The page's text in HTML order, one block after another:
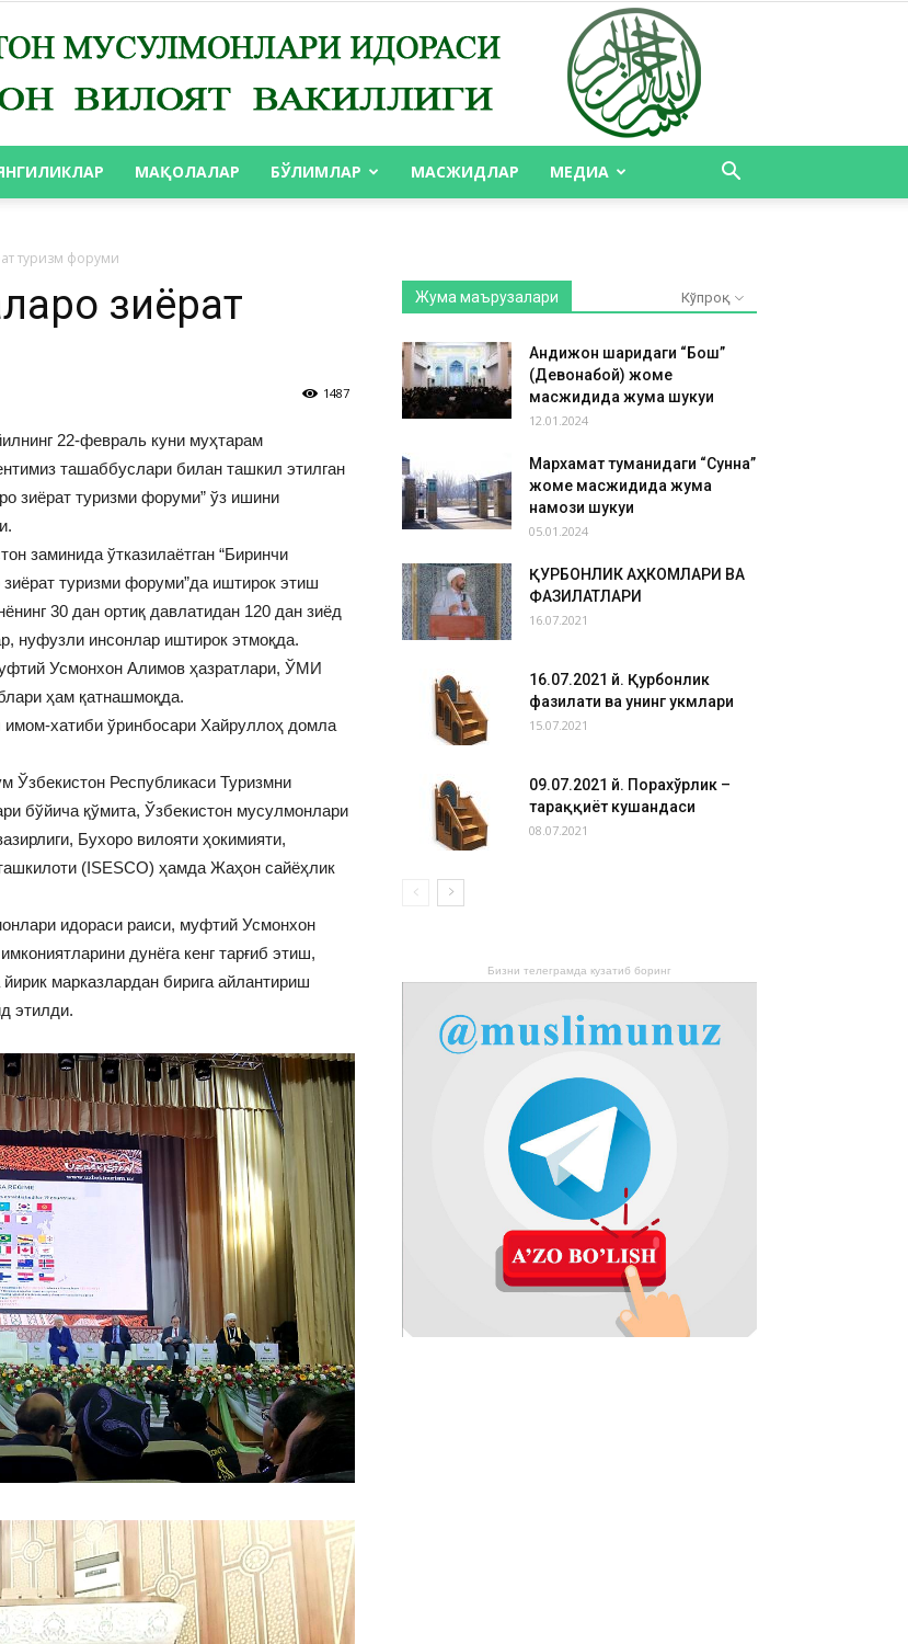
ВАКИЛЛИГИ
МАҚОЛАЛАР БЎЛИМЛАР МАСЖИДЛАР МЕДИА
туризм форуми
зиёрат
1487
22-февраль куни муҳтарам
ташаббуслари билан ташкил этилган
зиёрат туризми форуми” ўз ишини
заминида ўтказилаётган “Биринчи
зиёрат туризми форуми”да иштирок этиш
30 дан ортиқ давлатидан 120 дан зиёд
нуфузли инсонлар иштирок этмоқда.
Усмонхон Алимов ҳазратлари, ЎМИ
ҳам қатнашмоқда.
хатиби ўринбосари Хайруллоҳ домла
Ўзбекистон Республикаси Туризмни
бўйича қўмита, Ўзбекистон мусулмонлари
Бухоро вилояти ҳокимияти,
(ISESCO) ҳамда Жаҳон сайёҳлик
идораси раиси, муфтий Усмонхон
дунёга кенг тарғиб этиш,
марказлардан бирига айлантириш
этилди.
Жума маърузалари Кўпроқ
Андижон шаҳридаги “Бош”
(Девонабой) жоме
масжидида жума шукуҳи
12.01.2024
Мархамат туманидаги “Сунна”
жоме масжидида жума
намози шукуҳи
05.01.2024
ҚУРБОНЛИК АҲКОМЛАРИ ВА
ФАЗИЛАТЛАРИ
16.07.2021
16.07.2021 й. Қурбонлик
фазилати ва унинг ҳукмлари
15.07.2021
09.07.2021 й. Порахўрлик –
тараққиёт кушандаси
08.07.2021
Бизни телеграмда кузатиб боринг